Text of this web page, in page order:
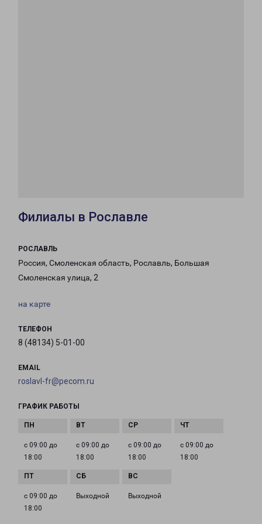
Филиалы в Рославле
РОСЛАВЛЬ
Россия, Смоленская область, Рославль, Большая
Смоленская улица, 2
на карте
ТЕЛЕФОН
8 (48134) 5-01-00
EMAIL
roslavl-fr@pecom.ru
ГРАФИК РАБОТЫ
с 09:00 до
18:00
с 09:00 до
18:00
с 09:00 до
18:00
с 09:00 до
18:00
с 09:00 до
18:00
Выходной Выходной